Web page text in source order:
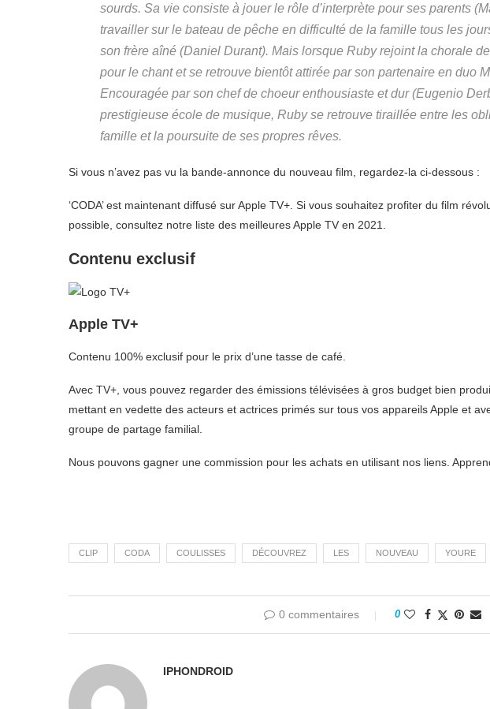
sourds. Sa vie consiste à jouer le rôle d’interprète pour ses parents
travailler sur le bateau de pêche en difficulté de la famille tous les
son frère aîné (Daniel Durant). Mais lorsque Ruby rejoint la chorale
pour le chant et se retrouve bientôt attirée par son partenaire en duo
Encouragée par son chef de choeur enthousiaste et dur (Eugenio
prestigieuse école de musique, Ruby se retrouve tiraillée entre les
famille et la poursuite de ses propres rêves.
Si vous n’avez pas vu la bande-annonce du nouveau film, regardez-la ci-dessous :
‘CODA’ est maintenant diffusé sur Apple TV+. Si vous souhaitez profiter du film
possible, consultez notre liste des meilleures Apple TV en 2021.
Contenu exclusif
Apple TV+
Contenu 100% exclusif pour le prix d’une tasse de café.
Avec TV+, vous pouvez regarder des émissions télévisées à gros budget bien
mettant en vedette des acteurs et actrices primés sur tous vos appareils Apple et
groupe de partage familial.
Nous pouvons gagner une commission pour les achats en utilisant nos liens.
CLIP CODA COULISSES DÉCOUVREZ LES NOUVEAU YOURE
0 commentaires 0
IPHONDROID